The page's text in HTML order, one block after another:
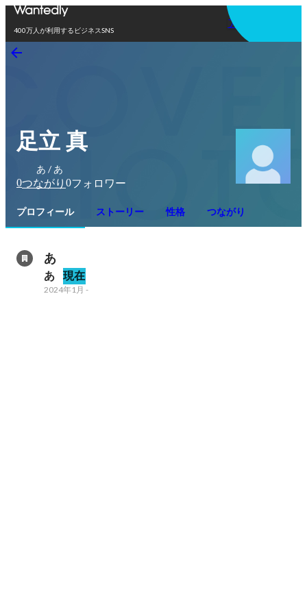
400万人が利用するビジネスSNS
アプリを使う
足立 真
あ / あ
0つながり 0フォロワー
プロフィール ストーリー 性格 つながり
あ
あ 現在
2024年1月 -